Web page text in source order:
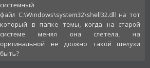
системный
файл C:\Windows\system32\shell32.dll на тот
который в папке темы, когда на старой
системе менял она слетела, на
оригинальной не должно такой шелухи
быть?